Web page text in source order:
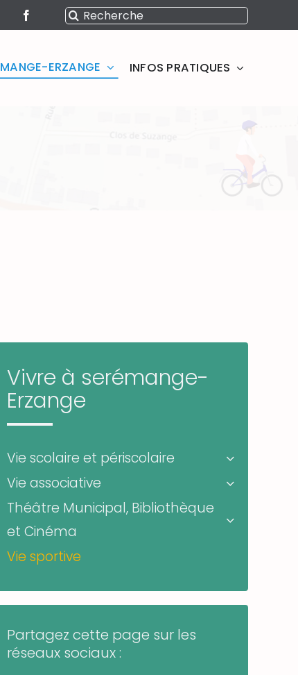
Rechercher:
ERZANGE INFOS PRATIQUES
Vivre à serémange-
Erzange
Vie scolaire et périscolaire
Vie associative
Théâtre Municipal, Bibliothèque
et Cinéma
Vie sportive
Partagez cette page sur les
réseaux sociaux :